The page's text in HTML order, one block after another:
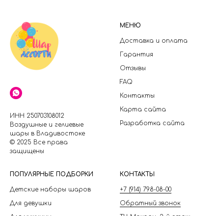
ИНН 250703108012
Воздушные и гелиевые
шары в Владивостоке
© 2025 Все права
защищены
МЕНЮ
Доставка и оплата
Гарантия
Отзывы
FAQ
Контакты
Карта сайта
Разработка сайта
ПОПУЛЯРНЫЕ ПОДБОРКИ
Детские наборы шаров
Для девушки
КОНТАКТЫ
+7 (914) 798-08-00
Обратный звонок